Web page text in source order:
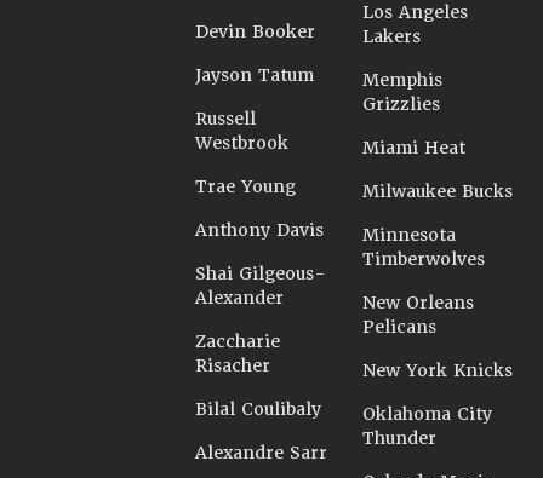
Devin Booker
Jayson Tatum
Russell
Westbrook
Trae Young
Anthony Davis
Shai Gilgeous-
Alexander
Zaccharie
Risacher
Bilal Coulibaly
Alexandre Sarr
Los Angeles
Lakers
Memphis
Grizzlies
Miami Heat
Milwaukee Bucks
Minnesota
Timberwolves
New Orleans
Pelicans
New York Knicks
Oklahoma City
Thunder